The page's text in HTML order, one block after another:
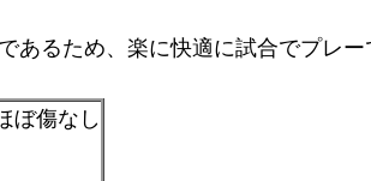
るため、楽に快適に試合でプレー
ぼ傷なし